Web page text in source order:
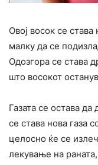
Овој восок се става
малку да се
Одозгора се става
што восокот
Газата се остава
се става нова газа
целосно ќе се
лекување на